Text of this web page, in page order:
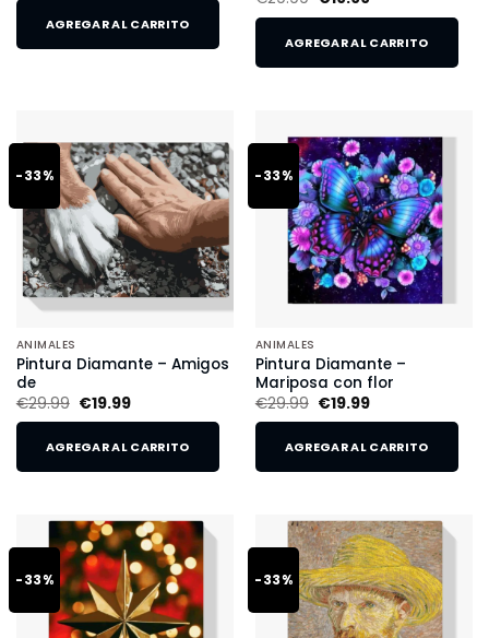
AGREGAR AL CARRITO
AGREGAR AL CARRITO
-33%
ANIMALES
Pintura Diamante – Amigos
de
€29.99 €19.99
AGREGAR AL CARRITO
-33%
ANIMALES
Pintura Diamante –
Mariposa con flor
€29.99 €19.99
AGREGAR AL CARRITO
-33% -33%